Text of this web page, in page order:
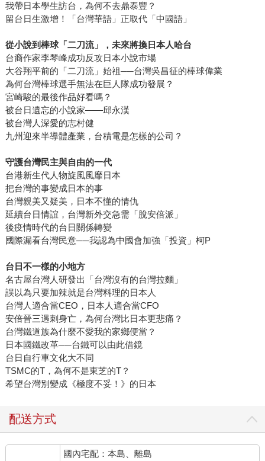
我帶日本學生訪台，為何不去鼎泰豐？
留台日生激增！「台灣華語」正取代「中國語」
從小說到棒球「二刀流」，未來將換日本人哈台
台裔作家李琴峰成功反攻日本小說市場
大谷翔平前的「二刀流」始祖──台灣吳昌征的棒球偉業
為何台灣棒球選手無法在巨人隊成功發展？
宮崎駿的最後作品好看嗎？
被台日遺忘的小說家——邱永漢
被台灣人深愛的志村健
九州迎來半導體產業，台積電是怎樣的公司？
守護台灣民主與自由的一代
台港新生代人物旋風風靡日本
把台灣的事變成日本的事
台灣親美又疑美，日本不懂的情仇
延續台日情誼，台灣新外交急需「脫安倍派」
後疫情時代的台日關係轉變
國際漏看台灣民意──我認為中國會加強「投資」柯P
台日不一樣的小地方
名古屋台灣人研發出「台灣沒有的台灣拉麵」
誤以為只要加辣就是台灣料理的日本人
台灣人適合當CEO，日本人適合當CFO
安倍晉三遇刺身亡，為何台灣比日本更悲痛？
台灣鐵道族為什麼不愛我的家鄉便當？
日本國鐵改革──台鐵可以由此借鏡
台日自行車文化大不同
TSMC的T，為何不是東芝的T？
希望台灣別變成《極度不妥！》的日本
配送方式
國內宅配：本島、離島